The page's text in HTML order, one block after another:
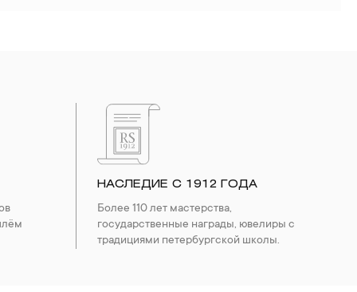
НАСЛЕДИЕ С 1912 ГОДА
Более 110 лет мастерства,
государственные награды, ювелиры с
традициями петербургской школы.